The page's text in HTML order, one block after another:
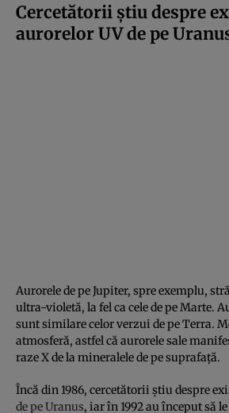
Cercetătorii știu despre
aurorelor UV de pe
Aurorele de pe Jupiter, spre exemplu,
ultra-violetă, la fel ca cele de pe Marte.
sunt similare celor verzui de pe Terra.
atmosferă, astfel că aurorele sale
raze X de la mineralele de pe suprafață.
Încă din 1986, cercetătorii știu despre
de pe Uranus, iar în 1992 au început să